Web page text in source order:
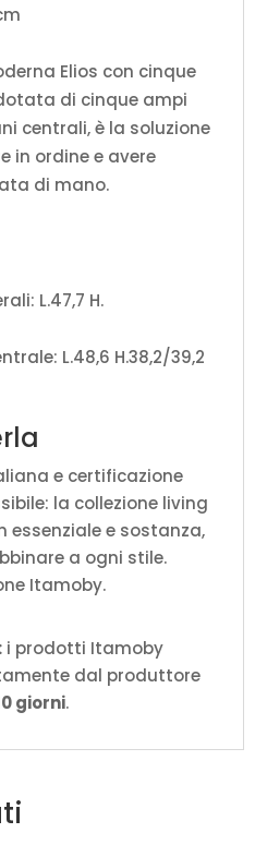
Elios con cinque
di cinque ampi
centrali, è la soluzione
in ordine e avere
di mano.
L.47,7 H.
L.48,6 H.38,2/39,2
e certificazione
la collezione living
essenziale e sostanza,
a ogni stile.
Itamoby.
i prodotti Itamoby
dal produttore
giorni.